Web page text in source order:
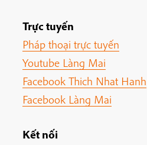
Trực tuyến
Pháp thoại trực tuyến
Youtube Làng Mai
Facebook Thich Nhat Hanh
Facebook Làng Mai
Kết nối